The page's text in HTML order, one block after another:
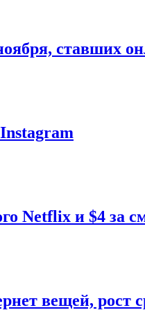
ставших
Netflix и $4 за
вещей, рост